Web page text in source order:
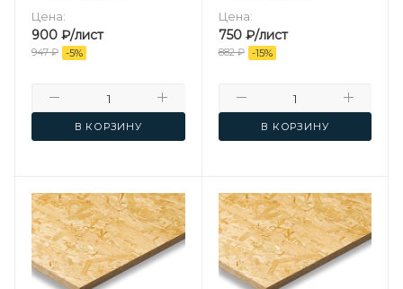
Цена:
900 ₽/лист
947₽ -5%
В КОРЗИНУ
Цена:
750₽/лист
882₽ -15%
В КОРЗИНУ